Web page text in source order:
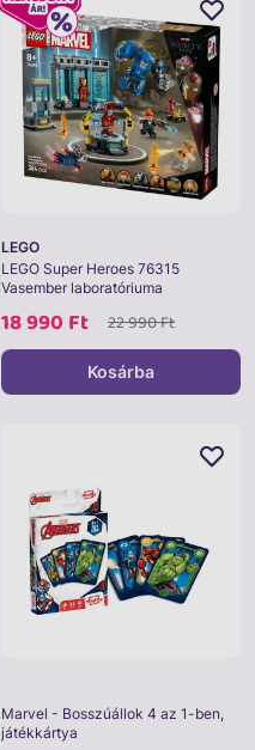
LEGO
LEGO Super Heroes 76315
Vasember laboratóriuma
18 990 Ft 22 990 Ft
Kosárba
Marvel - Bosszúállok 4 az 1-ben,
játékkártya